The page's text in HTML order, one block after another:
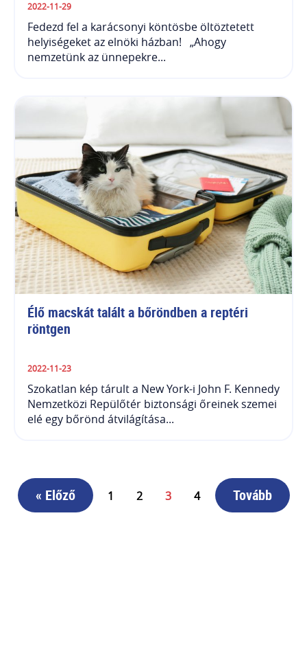
2022-11-29
Fedezd fel a karácsonyi köntösbe öltöztetett
helyiségeket az elnöki házban! „Ahogy
nemzetünk az ünnepekre...
Élő macskát talált a bőröndben a reptéri
röntgen
2022-11-23
Szokatlan kép tárult a New York-i John F. Kennedy
Nemzetközi Repülőtér biztonsági őreinek szemei
elé egy bőrönd átvilágítása...
« Előző 1 2 3 4 Tovább